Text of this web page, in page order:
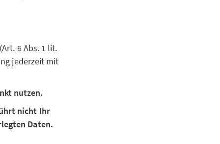
6 Abs. 1 lit.
jederzeit mit
nutzen.
nicht Ihr
Daten.